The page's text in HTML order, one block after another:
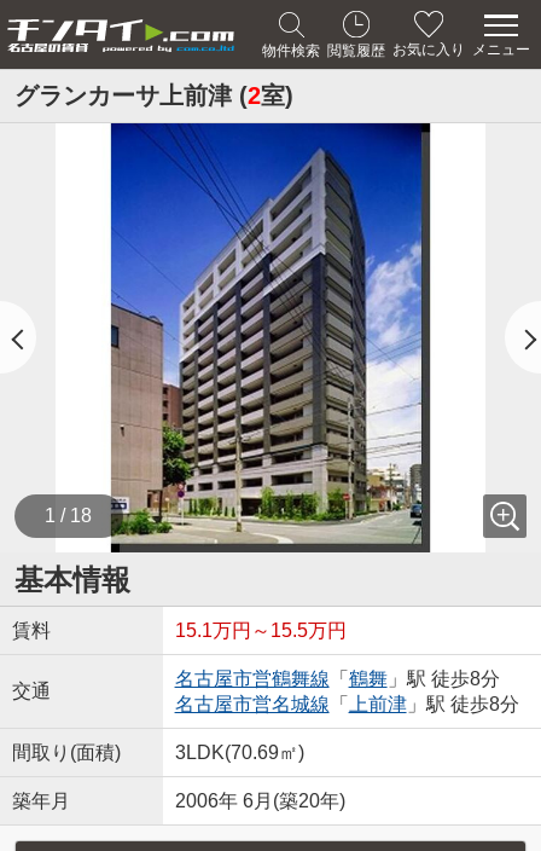
物件検索 閲覧履歴 お気に入り メニュー
グランカーサ上前津 (2室)
1 / 18
基本情報
賃料 15.1万円～15.5万円
交通
名古屋市営鶴舞線 「 鶴舞」駅 徒歩8分
名古屋市営名城線 「 上前津」駅 徒歩8分
間取り(面積) 3LDK(70.69㎡)
築年月 2006年 6月(築20年)